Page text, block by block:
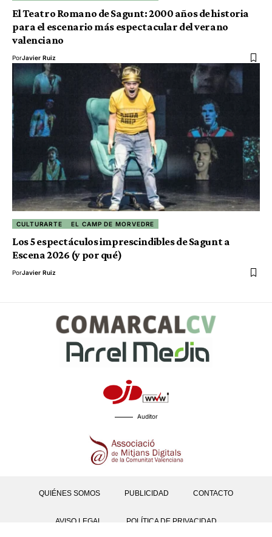
El Teatro Romano de Sagunt: 2000 años de historia
para el escenario más espectacular del verano
valenciano
PorJavier Ruiz
CULTURARTE EL CAMP DE MORVEDRE
Los 5 espectáculos imprescindibles de Sagunt a
Escena 2026 (y por qué)
PorJavier Ruiz
Auditor
QUIÉNES SOMOS PUBLICIDAD CONTACTO
AVISO LEGAL POLÍTICA DE PRIVACIDAD